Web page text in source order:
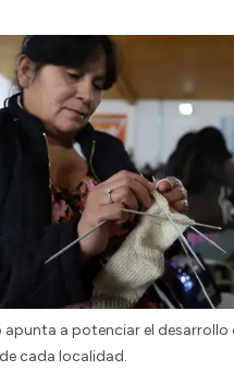
apunta a potenciar el desarrollo
cada localidad.